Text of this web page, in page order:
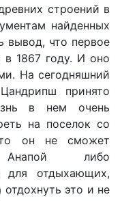
строений в
найденных
вывод, что первое
в 1867 году. И оно
На сегодняшний
принято
в нем очень
на поселок со
то он не сможет
либо
отдыхающих,
это и не